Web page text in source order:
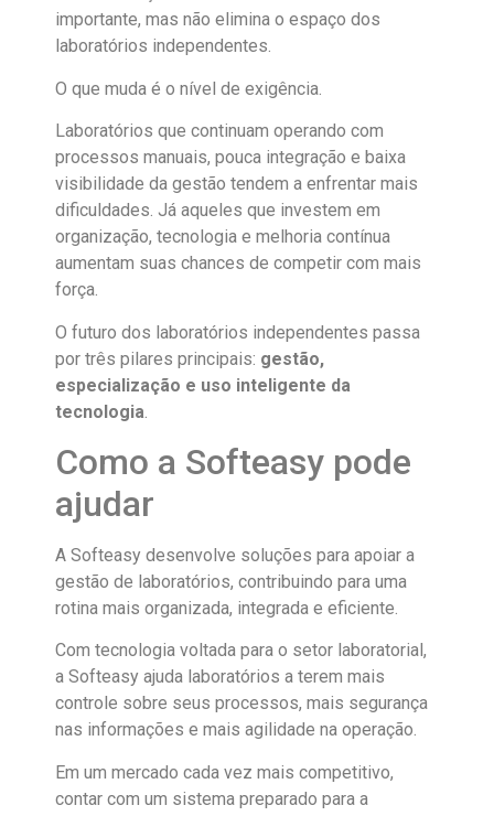
importante, mas não elimina o espaço dos
laboratórios independentes.
O que muda é o nível de exigência.
Laboratórios que continuam operando com
processos manuais, pouca integração e baixa
visibilidade da gestão tendem a enfrentar mais
dificuldades. Já aqueles que investem em
organização, tecnologia e melhoria contínua
aumentam suas chances de competir com mais
força.
O futuro dos laboratórios independentes passa
por três pilares principais: gestão,
especialização e uso inteligente da
tecnologia
Como a Softeasy pode
ajudar
A Softeasy desenvolve soluções para apoiar a
gestão de laboratórios, contribuindo para uma
rotina mais organizada, integrada e eficiente.
Com tecnologia voltada para o setor laboratorial,
a Softeasy ajuda laboratórios a terem mais
controle sobre seus processos, mais segurança
nas informações e mais agilidade na operação.
Em um mercado cada vez mais competitivo,
contar com um sistema preparado para a